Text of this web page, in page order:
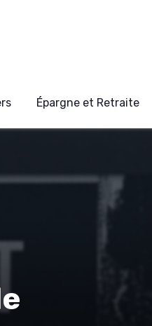
Épargne et Retraite